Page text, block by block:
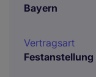
Bayern
Vertragsart
Festanstellung